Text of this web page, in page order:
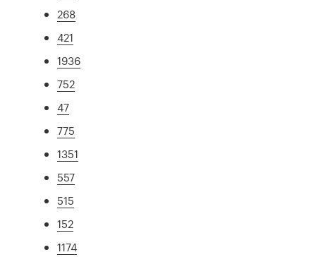
268
421
1936
752
47
775
1351
557
515
152
1174